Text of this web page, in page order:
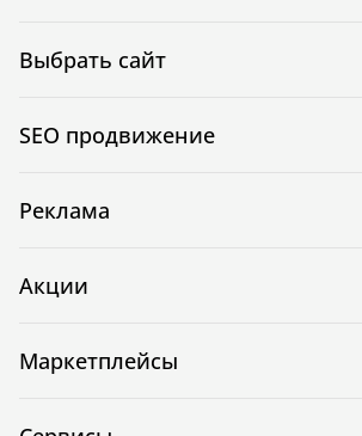
Выбрать сайт
SEO продвижение
Реклама
Акции
Маркетплейсы